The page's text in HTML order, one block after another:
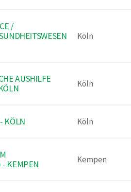
/
Köln
AUSHILFE
Köln
KÖLN Köln
- KEMPEN
Kempen